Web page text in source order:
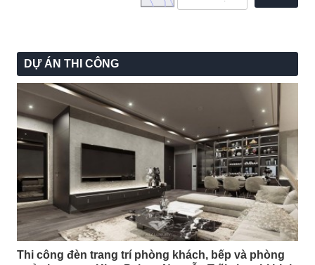
DỰ ÁN THI CÔNG
Thi công đèn trang trí phòng khách, bếp và phòng